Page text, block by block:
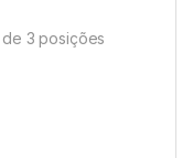
de 3 posições